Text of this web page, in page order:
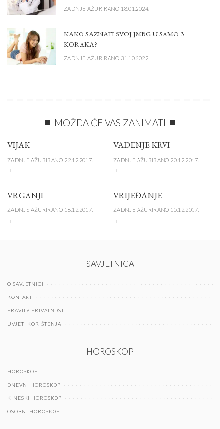
ZADNJE AŽURIRANO 18.01.2024.
KAKO SAZNATI SVOJ JMBG U SAMO 3
KORAKA?
ZADNJE AŽURIRANO 31.10.2022.
MOŽDA ĆE VAS ZANIMATI
VIJAK
ZADNJE AŽURIRANO 22.12.2017.
VAĐENJE KRVI
ZADNJE AŽURIRANO 20.12.2017.
VRGANJI
ZADNJE AŽURIRANO 18.12.2017.
VRIJEĐANJE
ZADNJE AŽURIRANO 15.12.2017.
SAVJETNICA
O SAVJETNICI
KONTAKT
PRAVILA PRIVATNOSTI
UVJETI KORIŠTENJA
HOROSKOP
HOROSKOP
DNEVNI HOROSKOP
KINESKI HOROSKOP
OSOBNI HOROSKOP